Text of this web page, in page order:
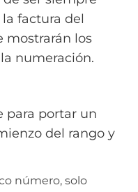
factura del
mostrarán los
numeración.
para portar un
del rango y
número, solo